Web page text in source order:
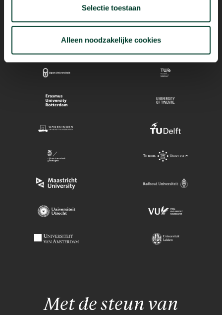
Selectie toestaan
Alleen noodzakelijke cookies
Mogelijk dankzij
Met de steun van